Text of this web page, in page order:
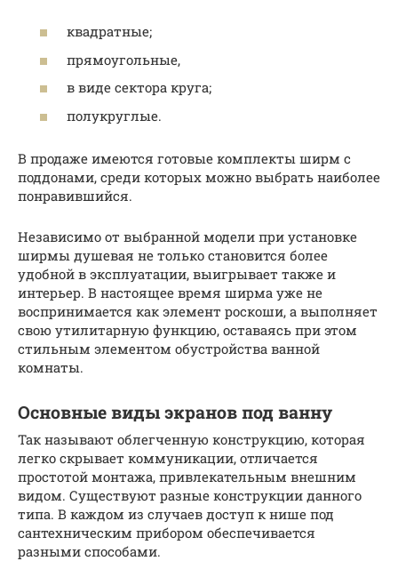
квадратные;
прямоугольные,
в виде сектора круга;
полукруглые.
В продаже имеются готовые комплекты ширм с
поддонами, среди которых можно выбрать наиболее
понравившийся.
Независимо от выбранной модели при установке
ширмы душевая не только становится более
удобной в эксплуатации, выигрывает также и
интерьер. В настоящее время ширма уже не
воспринимается как элемент роскоши, а выполняет
свою утилитарную функцию, оставаясь при этом
стильным элементом обустройства ванной
комнаты.
Основные виды экранов под ванну
Так называют облегченную конструкцию, которая
легко скрывает коммуникации, отличается
простотой монтажа, привлекательным внешним
видом. Существуют разные конструкции данного
типа. В каждом из случаев доступ к нише под
сантехническим прибором обеспечивается
разными способами.